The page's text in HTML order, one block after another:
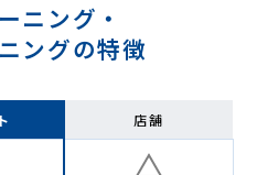
ニング・
ングの特徴
店舗